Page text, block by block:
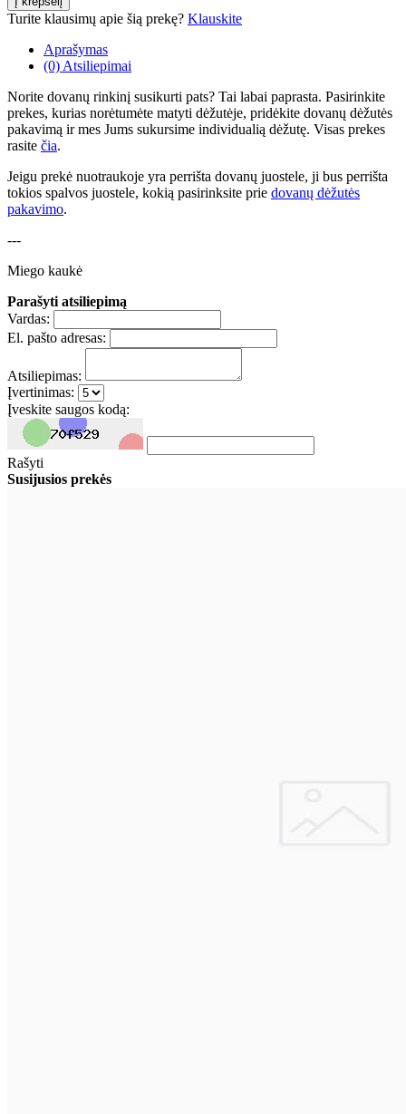
Turite klausimų apie šią prekę? Klauskite
Aprašymas
(0) Atsiliepimai
Norite dovanų rinkinį susikurti pats? Tai labai paprasta. Pasirinkite
prekes, kurias norėtumėte matyti dėžutėje, pridėkite dovanų dėžutės
pakavimą ir mes Jums sukursime individualią dėžutę. Visas prekes
rasite čia.
Jeigu prekė nuotraukoje yra perrišta dovanų juostele, ji bus perrišta
tokios spalvos juostele, kokią pasirinksite prie dovanų dėžutės
pakavimo.
---
Miego kaukė
Parašyti atsiliepimą
Vardas:
El. pašto adresas:
Atsiliepimas:
Įvertinimas:
Įveskite saugos kodą:
Rašyti
Susijusios prekės